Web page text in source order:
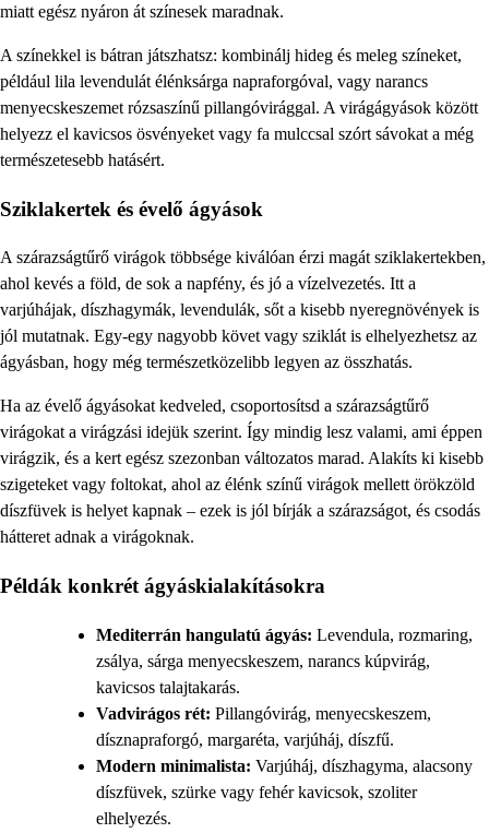
miatt egész nyáron át színesek maradnak.
A színekkel is bátran játszhatsz: kombinálj hideg és meleg színeket,
például lila levendulát élénksárga napraforgóval, vagy narancs
menyecskeszemet rózsaszínű pillangóvirággal. A virágágyások között
helyezz el kavicsos ösvényeket vagy fa mulccsal szórt sávokat a még
természetesebb hatásért.
Sziklakertek és évelő ágyások
A szárazságtűrő virágok többsége kiválóan érzi magát sziklakertekben,
ahol kevés a föld, de sok a napfény, és jó a vízelvezetés. Itt a
varjúhájak, díszhagymák, levendulák, sőt a kisebb nyeregnövények is
jól mutatnak. Egy-egy nagyobb követ vagy sziklát is elhelyezhetsz az
ágyásban, hogy még természetközelibb legyen az összhatás.
Ha az évelő ágyásokat kedveled, csoportosítsd a szárazságtűrő
virágokat a virágzási idejük szerint. Így mindig lesz valami, ami éppen
virágzik, és a kert egész szezonban változatos marad. Alakíts ki kisebb
szigeteket vagy foltokat, ahol az élénk színű virágok mellett örökzöld
díszfüvek is helyet kapnak – ezek is jól bírják a szárazságot, és csodás
hátteret adnak a virágoknak.
Példák konkrét ágyáskialakításokra
Mediterrán hangulatú ágyás: Levendula, rozmaring,
zsálya, sárga menyecskeszem, narancs kúpvirág,
kavicsos talajtakarás.
Vadvirágos rét: Pillangóvirág, menyecskeszem,
dísznapraforgó, margaréta, varjúháj, díszfű.
Modern minimalista: Varjúháj, díszhagyma, alacsony
díszfüvek, szürke vagy fehér kavicsok, szoliter
elhelyezés.